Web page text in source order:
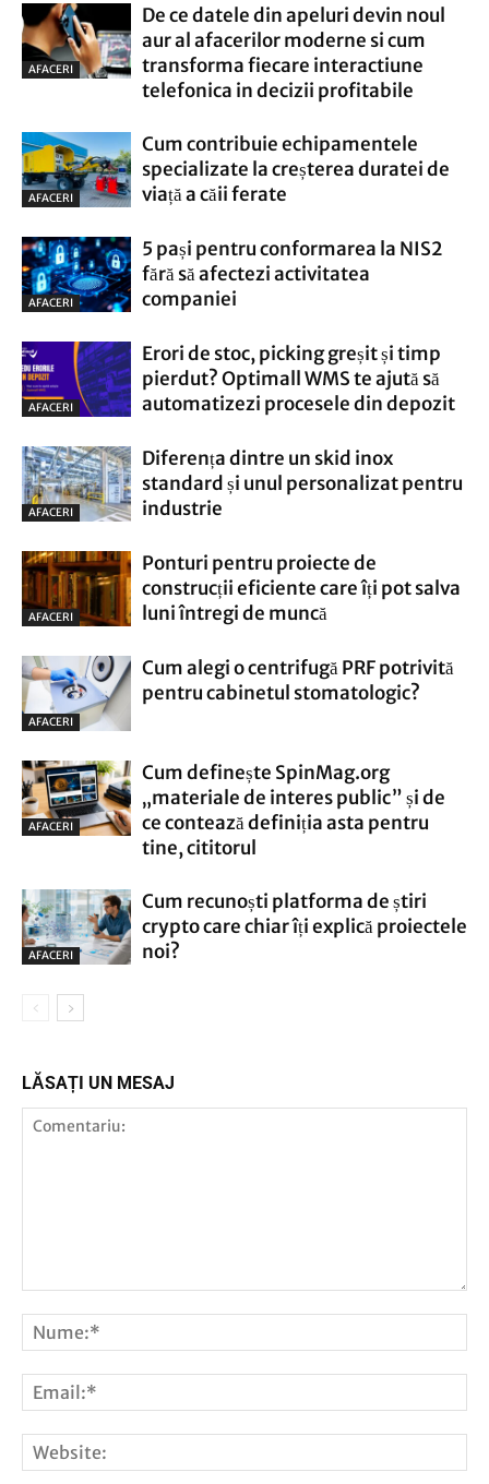
AFACERI
De ce datele din apeluri devin noul
aur al afacerilor moderne si cum
transforma fiecare interactiune
telefonica in decizii profitabile
AFACERI
Cum contribuie echipamentele
specializate la creșterea duratei de
viață a căii ferate
AFACERI
5 pași pentru conformarea la NIS2
fără să afectezi activitatea
companiei
AFACERI
Erori de stoc, picking greșit și timp
pierdut? Optimall WMS te ajută să
automatizezi procesele din depozit
AFACERI
Diferența dintre un skid inox
standard și unul personalizat pentru
industrie
AFACERI
Ponturi pentru proiecte de
construcții eficiente care îți pot salva
luni întregi de muncă
AFACERI
Cum alegi o centrifugă PRF potrivită
pentru cabinetul stomatologic?
AFACERI
Cum definește SpinMag.org
„materiale de interes public” și de
ce contează definiția asta pentru
tine, cititorul
AFACERI
Cum recunoști platforma de știri
crypto care chiar îți explică proiectele
noi?
LĂSAȚI UN MESAJ